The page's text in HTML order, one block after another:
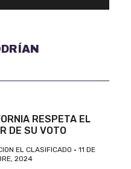
RESPETA EL
DE SU VOTO
EL CLASIFICADO
11 DE
2024